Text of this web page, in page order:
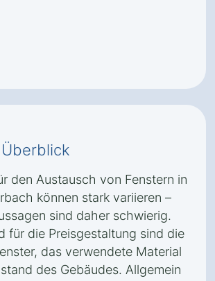
den Austausch von Fenstern in
können stark variieren –
sind daher schwierig.
für die Preisgestaltung sind die
das verwendete Material
des Gebäudes. Allgemein